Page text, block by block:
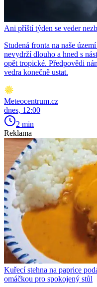
Ani příští týden se veder
Studená fronta na naše
nevydrží dlouho a hned s
opět tropické. Předpovědi
vedra konečně ustat.
Meteocentrum.cz
dnes, 12:00
2 min
Reklama
Kuřecí stehna na paprice
omáčkou pro spokojený stůl